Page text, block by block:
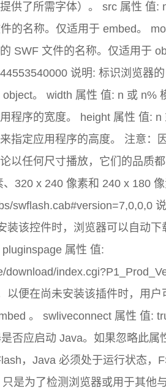
供了所需字体）。 src 属性 值:
的名称。仅适用于 embed。
SWF 文件的名称。仅适用于
说明: 标识浏览器
。 width 属性 值: n 或 n%
程序的宽度。 height 属性 值:
指定应用程序的高度。 注意：
以任何尺寸播放，它们的品质
320 x 240 像素和 240 x 180
swflash.cab#version=7,0,0,0
装该控件时，浏览器可以自动
属性 值:
download/
以便在尚未安装该插件时，用
。 swliveconnect 属性 值:
否应启动 Java。如果忽略此属
，Java 必须处于运行状态，
是为了检测浏览器或用于其他